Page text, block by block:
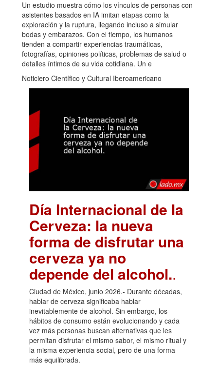
Un estudio muestra cómo los vínculos de personas con
asistentes basados en IA imitan etapas como la
exploración y la ruptura, llegando incluso a simular
bodas y embarazos. Con el tiempo, los humanos
tienden a compartir experiencias traumáticas,
fotografías, opiniones políticas, problemas de salud o
detalles íntimos de su vida cotidiana. Un e
Noticiero Científico y Cultural Iberoamericano
Día Internacional de la
Cerveza: la nueva
forma de disfrutar una
cerveza ya no
depende del alcohol..
Ciudad de México, junio 2026.- Durante décadas,
hablar de cerveza significaba hablar
inevitablemente de alcohol. Sin embargo, los
hábitos de consumo están evolucionando y cada
vez más personas buscan alternativas que les
permitan disfrutar el mismo sabor, el mismo ritual y
la misma experiencia social, pero de una forma
más equilibrada.